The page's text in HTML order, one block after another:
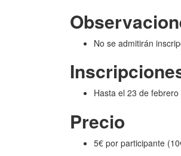
No se admitirán
Hasta el 23 de
Precio
5€ por participante